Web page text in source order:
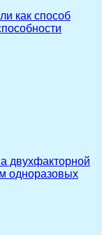
как способ
двухфакторной
одноразовых